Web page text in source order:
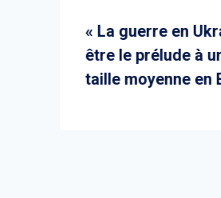
« La guerre en
être le prélude à
taille moyenne en